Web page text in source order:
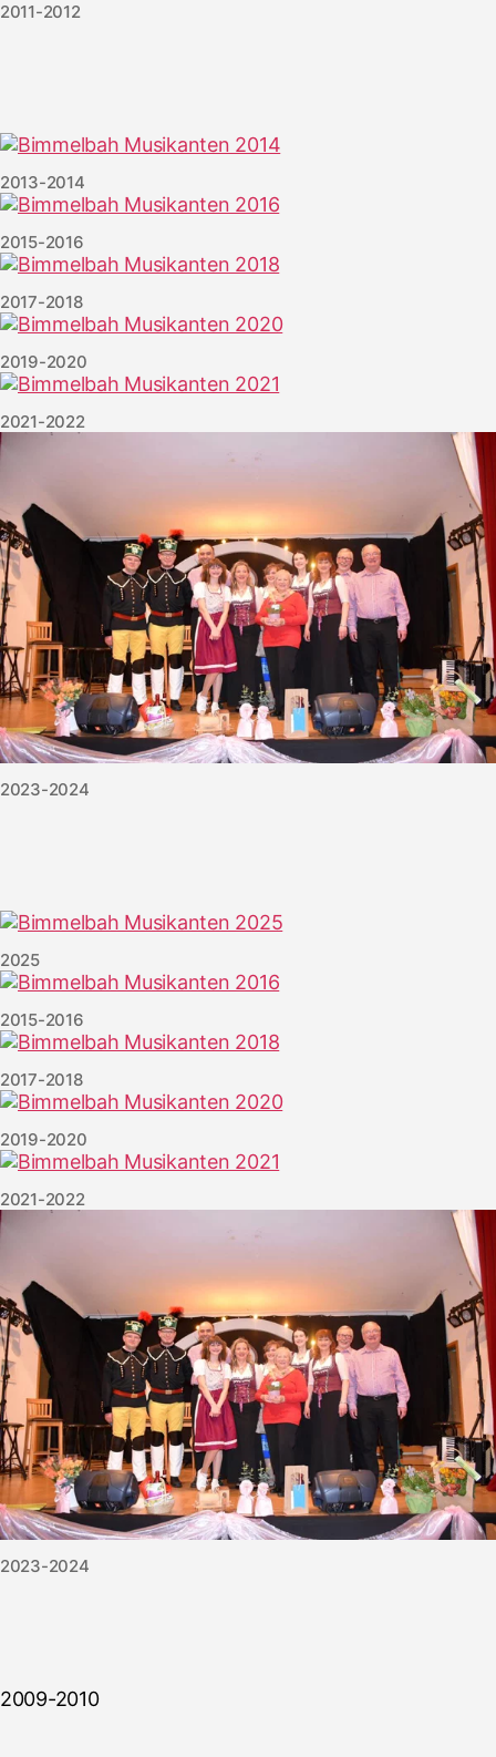
2011-2012
2013-2014
2015-2016
2017-2018
2019-2020
2021-2022
2023-2024
2025
2015-2016
2017-2018
2019-2020
2021-2022
2023-2024
2009-2010